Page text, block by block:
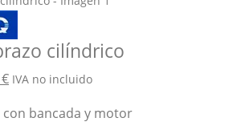
cilíndrico
€El
actual
IVA no incluido
con bancada y motor